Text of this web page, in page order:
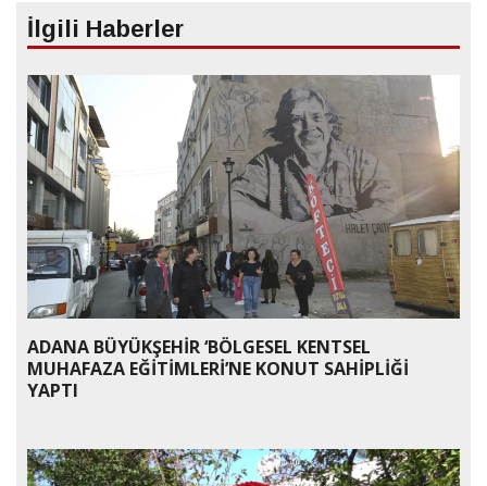
İlgili Haberler
ADANA BÜYÜKŞEHİR ‘BÖLGESEL KENTSEL
MUHAFAZA EĞİTİMLERİ’NE KONUT SAHİPLİĞİ
YAPTI